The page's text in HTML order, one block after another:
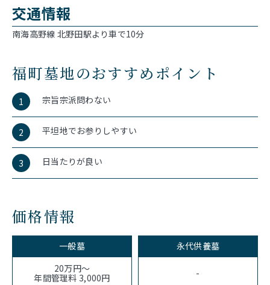
交通情報
南海高野線 北野田駅より車で10分
福町墓地のおすすめポイント
1 宗旨宗派問わない
2 平坦地でお参りしやすい
3 日当たりが良い
価格情報
一般墓
20万円～
年間管理料 3,000円
永代供養墓
-